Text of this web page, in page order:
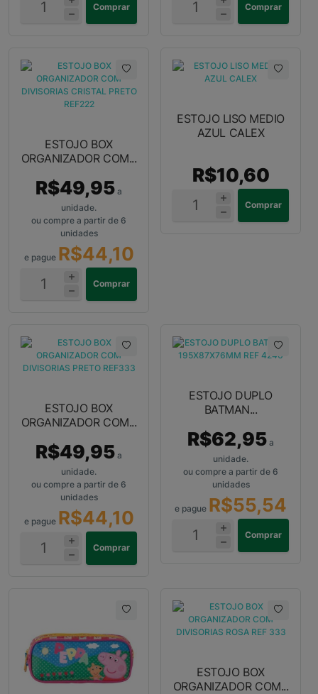
Comprar Comprar
ESTOJO BOX
ORGANIZADOR COM...
R$49,95 a
unidade.
ou compre a partir de 6
unidades
e pague R$44,10
Comprar
ESTOJO LISO MEDIO
AZUL CALEX
R$10,60
Comprar
ESTOJO BOX
ORGANIZADOR COM...
R$49,95 a
unidade.
ou compre a partir de 6
unidades
e pague R$44,10
Comprar
ESTOJO DUPLO
BATMAN...
R$62,95 a
unidade.
ou compre a partir de 6
unidades
e pague R$55,54
Comprar
ESTOJO BOX
ORGANIZADOR COM...